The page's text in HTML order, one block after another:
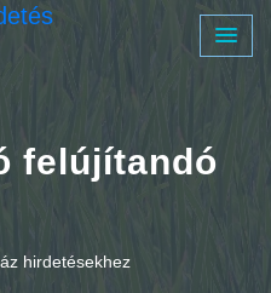
felújítandó
hirdetésekhez